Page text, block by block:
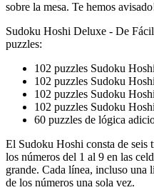
sobre la mesa. Te hemos
Sudoku Hoshi Deluxe - De
puzzles:
102 puzzles Sudoku
102 puzzles Sudoku
102 puzzles Sudoku
102 puzzles Sudoku
60 puzzles de lógica
El Sudoku Hoshi consta de seis
los números del 1 al 9 en las
grande. Cada línea, incluso una
de los números una sola vez.